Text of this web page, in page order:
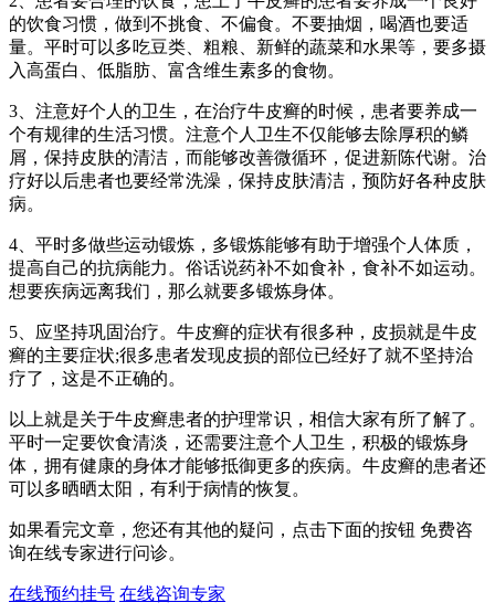
的饮食习惯，做到不挑食、不偏食。不要抽烟，喝酒也要适
量。平时可以多吃豆类、粗粮、新鲜的蔬菜和水果等，要多摄
入高蛋白、低脂肪、富含维生素多的食物。
3、注意好个人的卫生，在治疗牛皮癣的时候，患者要养成一
个有规律的生活习惯。注意个人卫生不仅能够去除厚积的鳞
屑，保持皮肤的清洁，而能够改善微循环，促进新陈代谢。治
疗好以后患者也要经常洗澡，保持皮肤清洁，预防好各种皮肤
病。
4、平时多做些运动锻炼，多锻炼能够有助于增强个人体质，
提高自己的抗病能力。俗话说药补不如食补，食补不如运动。
想要疾病远离我们，那么就要多锻炼身体。
5、应坚持巩固治疗。牛皮癣的症状有很多种，皮损就是牛皮
癣的主要症状;很多患者发现皮损的部位已经好了就不坚持治
疗了，这是不正确的。
以上就是关于牛皮癣患者的护理常识，相信大家有所了解了。
平时一定要饮食清淡，还需要注意个人卫生，积极的锻炼身
体，拥有健康的身体才能够抵御更多的疾病。牛皮癣的患者还
可以多晒晒太阳，有利于病情的恢复。
如果看完文章，您还有其他的疑问，点击下面的按钮 免费咨
询在线专家进行问诊。
在线预约挂号 在线咨询专家